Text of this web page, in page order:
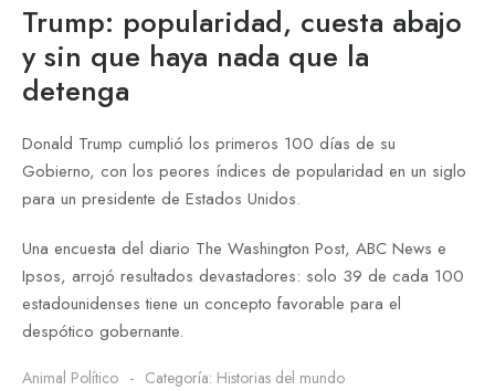
Trump: popularidad, cuesta abajo
y sin que haya nada que la
detenga
Donald Trump cumplió los primeros 100 días de su
Gobierno, con los peores índices de popularidad en un siglo
para un presidente de Estados Unidos.
Una encuesta del diario The Washington Post, ABC News e
Ipsos, arrojó resultados devastadores: solo 39 de cada 100
estadounidenses tiene un concepto favorable para el
despótico gobernante.
Animal Político Categoría: Historias del mundo